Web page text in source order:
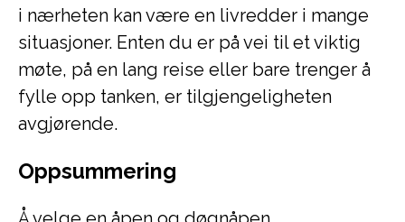
i nærheten kan være en livredder i mange
situasjoner. Enten du er på vei til et viktig
møte, på en lang reise eller bare trenger å
fylle opp tanken, er tilgjengeligheten
avgjørende.
Oppsummering